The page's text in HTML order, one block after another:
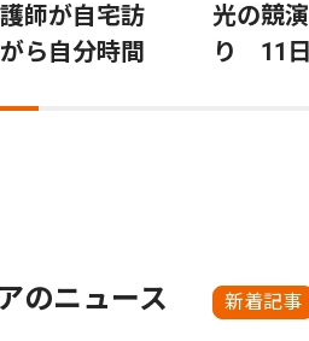
師が自宅訪
ら自分時間
光の競
り 11
のニュース 新着記事